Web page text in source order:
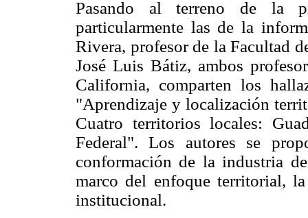
Pasando al terreno de la
particularmente las de la
Rivera, profesor de la Facultad
José Luis Bátiz, ambos
California, comparten los
"Aprendizaje y localización
Cuatro territorios locales:
Federal". Los autores se
conformación de la industria
marco del enfoque territorial,
institucional.